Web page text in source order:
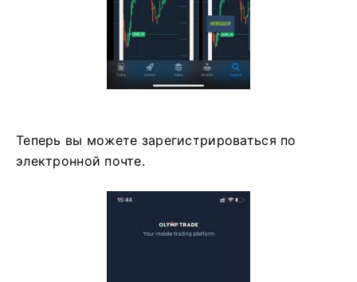
Теперь вы можете зарегистрироваться по
электронной почте.